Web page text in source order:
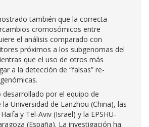
también que la correcta
cromosómicos entre
el análisis comparado con
próximos a los subgenomas del
que el uso de otros más
a la detección de “falsas” re-
desarrollado por el equipo de
Universidad de Lanzhou (China), las
y Tel-Aviv (Israel) y la EPSHU-
(España). La investigación ha